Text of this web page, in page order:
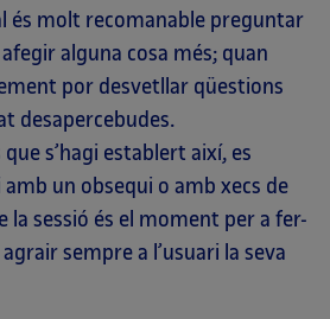
és molt recomanable preguntar
alguna cosa més; quan
por desvetllar qüestions
desapercebudes.
que s’hagi establert així, es
un obsequi o amb xecs de
la sessió és el moment per a fer-
sempre a l’usuari la seva